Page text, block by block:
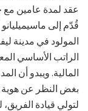
عقد لمدة عامين مع
قُدّم إلى
المولود في مدينة
الراتب الأساسي
المالية. ويبدو أن
بغض النظر عن هوية
لتولي قيادة